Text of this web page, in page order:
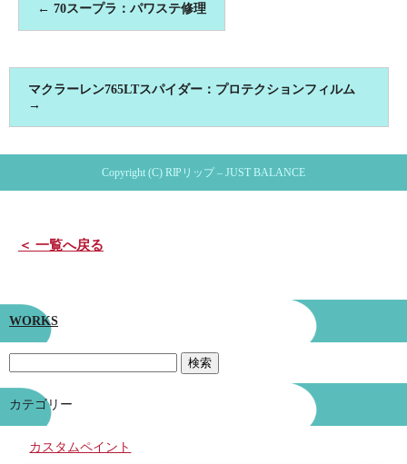
← 70スープラ：パワステ修理
マクラーレン765LTスパイダー：プロテクションフィルム
→
Copyright (C) RIPリップ – JUST BALANCE
＜ 一覧へ戻る
WORKS
カテゴリー
カスタムペイント